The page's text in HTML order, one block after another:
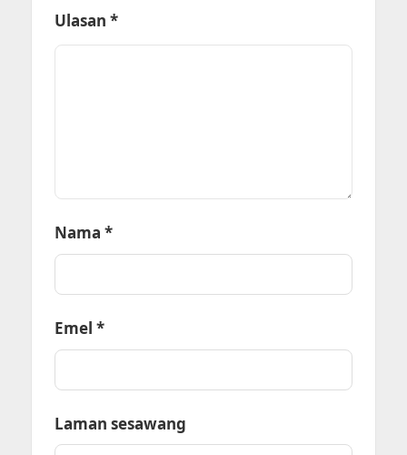
Ulasan *
Nama *
Emel *
Laman sesawang